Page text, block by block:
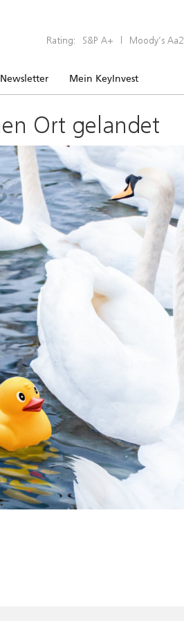
Rating: S&P A+ | Moody’s Aa2
Newsletter Mein KeyInvest
Ort gelandet